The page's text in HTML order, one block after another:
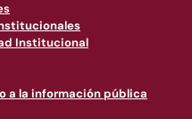
Institucional
a la información pública